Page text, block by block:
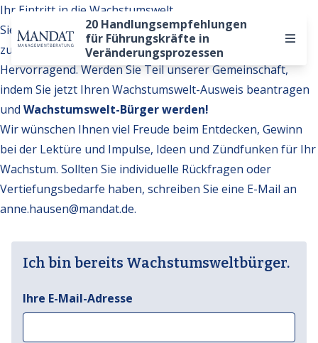
20 Handlungsempfehlungen
für Führungskräfte in
Veränderungsprozessen
Ihr Eintritt in die Wachstumswelt
Sie möchten auf weitere Inhalte der Wachstumswelt
zugreifen?
Hervorragend. Werden Sie Teil unserer Gemeinschaft,
indem Sie jetzt Ihren Wachstumswelt-Ausweis beantragen
und Wachstumswelt-Bürger werden!
Wir wünschen Ihnen viel Freude beim Entdecken, Gewinn
bei der Lektüre und Impulse, Ideen und Zündfunken für Ihr
Wachstum. Sollten Sie individuelle Rückfragen oder
Vertiefungsbedarfe haben, schreiben Sie eine E-Mail an
anne.hausen@mandat.de.
Ich bin bereits Wachstumsweltbürger.
Ihre E-Mail-Adresse